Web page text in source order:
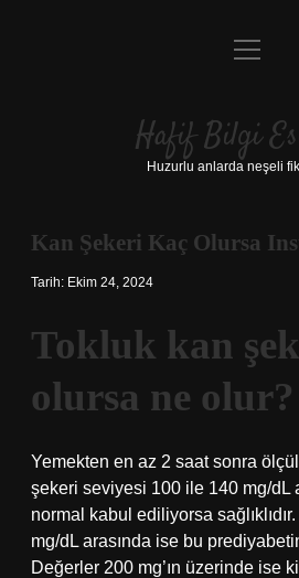
Anasayfa
Yasal Uyarı
menüyü
Hafif Bilgi
Huzurlu anlarda neşeli
Kan Şekeri Kaç Olursa
Tarih: Ekim 24, 2024
Tokluk kan
olursa ne olur?
Yemekten en az 2 saat sonra
şekeri seviyesi 100 ile 140 mg/dL
normal kabul ediliyorsa
mg/dL arasında ise bu
Değerler 200 mg’ın üzerinde ise